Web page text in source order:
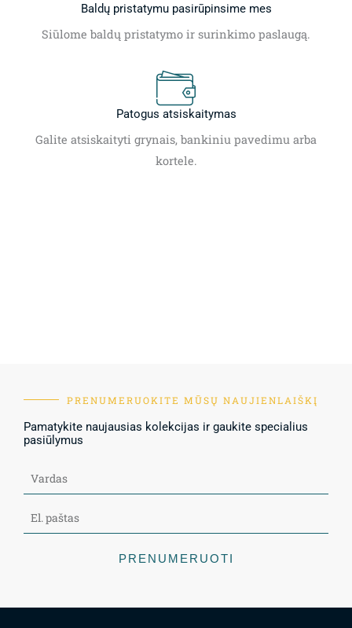
Baldų pristatymu pasirūpinsime mes
Siūlome baldų pristatymo ir surinkimo paslaugą.
Patogus atsiskaitymas
Galite atsiskaityti grynais, bankiniu pavedimu arba
kortele.
PRENUMERUOKITE MŪSŲ NAUJIENLAIŠKĮ
Pamatykite naujausias kolekcijas ir gaukite specialius
pasiūlymus
PRENUMERUOTI